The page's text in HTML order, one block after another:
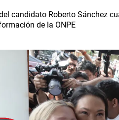
candidato Roberto Sánchez
de la ONPE